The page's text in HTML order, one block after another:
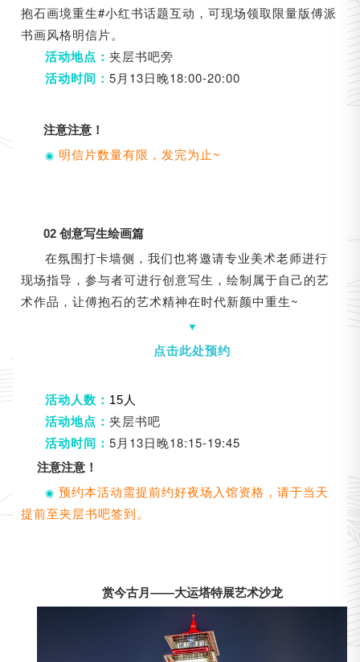
抱石画境重生#小红书话题互动，可现场领取限量版傅派
书画风格明信片。
活动地点： 夹层书吧旁
活动时间： 5月13日晚18:00-20:00
注意注意！
◉ 明信片数量有限，发完为止~
02 创意写生绘画篇
在氛围打卡墙侧，我们也将邀请专业美术老师进行
现场指导，参与者可进行创意写生，绘制属于自己的艺
术作品，让傅抱石的艺术精神在时代新颜中重生~
▼
点击此处预约
活动人数： 15人
活动地点： 夹层书吧
活动时间： 5月13日晚18:15-19:45
注意注意！
◉ 预约本活动需提前约好夜场入馆资格，请于当天
提前至夹层书吧签到。
赏今古月——大运塔特展艺术沙龙